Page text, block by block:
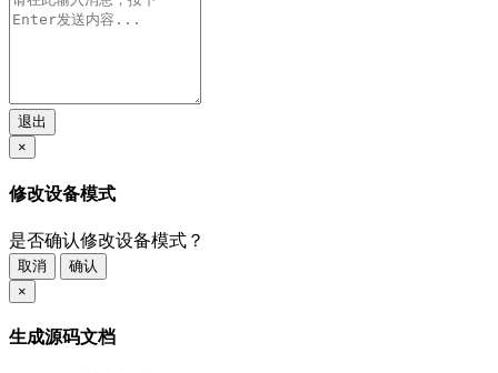
退出
×
修改设备模式
是否确认修改设备模式？
取消
确认
×
生成源码文档